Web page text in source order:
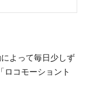
よって毎日少しず
ロコモーショント